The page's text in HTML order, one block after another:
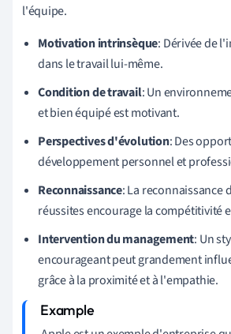
l'équipe.
Motivation intrinsèque: Dérivée de
dans le travail lui-même.
Condition de travail: Un
et bien équipé est motivant.
Perspectives d'évolution: Des
développement personnel et
Reconnaissance: La reconnaissance
réussites encourage la compétitivité
Intervention du management: Un
encourageant peut grandement
grâce à la proximité et à l'empathie.